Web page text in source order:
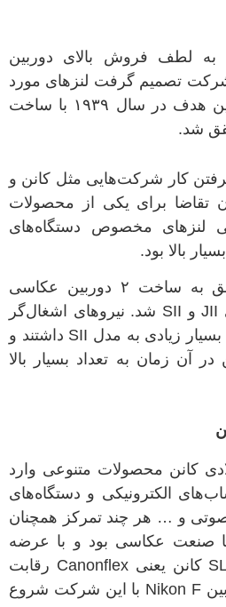
به لطف فروش بالای دوربین
تصمیم گرفت لنزهای مورد
این هدف در سال ۱۹۳۹ با ساخت
شد.
کار شرکت‌هایی مثل کانن و
تقاضا برای یکی از محصولات
لنزهای مخصوص دستگاه‌های
بالا بود.
به ساخت ۲ دوربین‌ عکاسی
JII و SII شد. نیروهای اشغال‌گر
زیادی به مدل SII داشتند و
آن زمان به تعداد بسیار بالا
کانن محصولات متنوعی وارد
الکترونیکی و دستگاه‌های
و … هر چند تمرکز همچنان
صنعت عکاسی بود و با عرضه
کانن یعنیCanonflex رقابت
Nikon F با این شرکت شروع